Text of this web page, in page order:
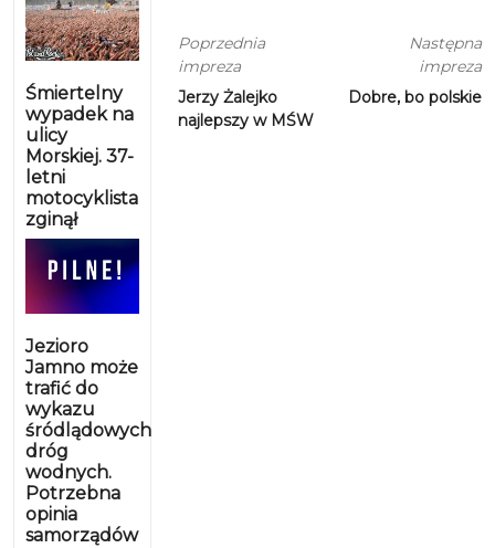
Śmiertelny
wypadek na
ulicy
Morskiej. 37-
letni
motocyklista
zginął
Jezioro
Jamno może
trafić do
wykazu
śródlądowych
dróg
wodnych.
Potrzebna
opinia
samorządów
Poprzednia
impreza
Jerzy Żalejko
najlepszy w MŚW
Następna
impreza
Dobre, bo polskie